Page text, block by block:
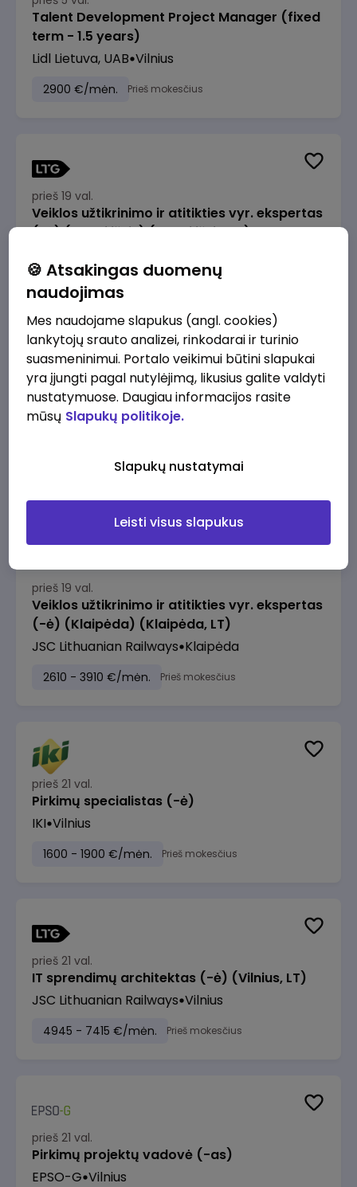
Talent Development Project Manager (fixed
term - 1.5 years)
Lidl Lietuva, UAB Vilnius
2900 €/mėn. Prieš mokesčius
prieš 19 val.
Veiklos užtikrinimo ir atitikties vyr. ekspertas
(-ė) (Radviliškis) (Radviliškis, LT)
2610 - 3910 €/mėn.
prieš 19 val.
Veiklos užtikrinimo ir atitikties vyr. ekspertas
(-ė) (Kaunas) (Kaunas, LT)
prieš 19 val.
Veiklos užtikrinimo ir atitikties vyr. ekspertas
(-ė) (Klaipėda) (Klaipėda, LT)
JSC Lithuanian Railways Klaipėda
2610 - 3910 €/mėn. Prieš mokesčius
prieš 21 val.
Pirkimų specialistas (-ė)
IKI Vilnius
1600 - 1900 €/mėn. Prieš mokesčius
prieš 21 val.
IT sprendimų architektas (-ė) (Vilnius, LT)
JSC Lithuanian Railways Vilnius
4945 - 7415 €/mėn. Prieš mokesčius
prieš 21 val.
Pirkimų projektų vadovė (-as)
EPSO-G Vilnius
🍪 Atsakingas duomenų
naudojimas
Mes naudojame slapukus (angl. cookies)
lankytojų srauto analizei, rinkodarai ir turinio
suasmeninimui. Portalo veikimui būtini slapukai
yra įjungti pagal nutylėjimą, likusius galite valdyti
nustatymuose. Daugiau informacijos rasite
mūsų Slapukų politikoje.
Slapukų nustatymai
Leisti visus slapukus